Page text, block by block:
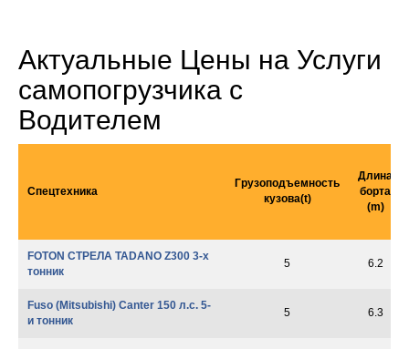
Актуальные Цены на Услуги
самопогрузчика с
Водителем
Спецтехника
Грузоподъемность
кузова(t)
Длина
борта
(m)
FOTON СТРЕЛА TADANO Z300 3-х
тонник
5 6.2
Fuso (Mitsubishi) Canter 150 л.с. 5-
и тонник
5 6.3